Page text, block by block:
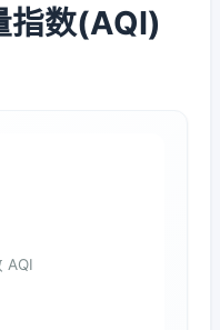
指数(AQI)
AQI